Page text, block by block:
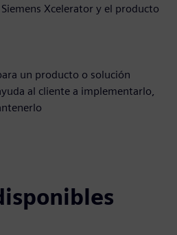
Xcelerator y el producto
un producto o solución
al cliente a implementarlo,